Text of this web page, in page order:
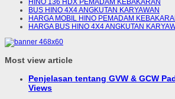
HINO 136 HDX PEMADAM KEBAKARAN
BUS HINO 4X4 ANGKUTAN KARYAWAN
HARGA MOBIL HINO PEMADAM
HARGA BUS HINO 4X4 ANGKUTAN
Most view article
Penjelasan tentang GVW & GCW
Views